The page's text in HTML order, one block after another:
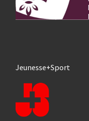
Jeunesse+Sport